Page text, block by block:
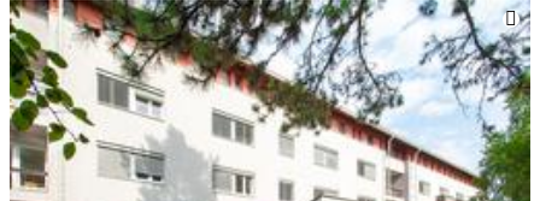
spoznajte MG S5 EV